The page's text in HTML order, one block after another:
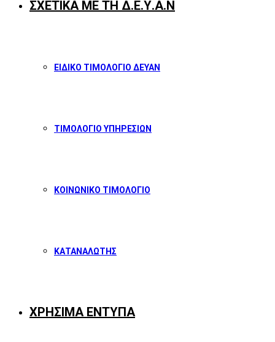
ΣΧΕΤΙΚΑ ΜΕ ΤΗ Δ.Ε.Υ.Α.Ν
ΕΙΔΙΚΟ ΤΙΜΟΛΟΓΙΟ ΔΕΥΑΝ
ΤΙΜΟΛΟΓΙΟ ΥΠΗΡΕΣΙΩΝ
ΚΟΙΝΩΝΙΚΟ ΤΙΜΟΛΟΓΙΟ
ΚΑΤΑΝΑΛΩΤΗΣ
ΧΡΗΣΙΜΑ ΕΝΤΥΠΑ